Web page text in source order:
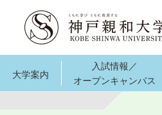
大学案内
入試情報／
オープンキャンパス